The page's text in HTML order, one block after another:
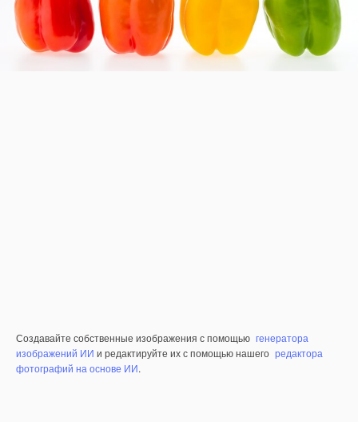
Создавайте собственные изображения с помощью генератора
изображений ИИ и редактируйте их с помощью нашего редактора
фотографий на основе ИИ.